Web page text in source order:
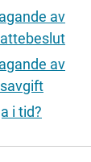
av
av
i tid?